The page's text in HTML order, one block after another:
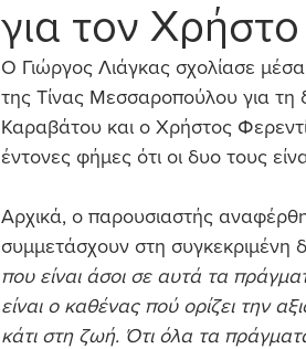
για τον
Ο Γιώργος Λιάγκας σχολίασε
της Τίνας Μεσσαροπούλου για τη
Καραβάτου και ο Χρήστος
έντονες φήμες ότι οι δυο τους
Αρχικά, ο παρουσιαστής
συμμετάσχουν στη συγκεκριμένη
που είναι άσοι σε αυτά τα
είναι ο καθένας πού ορίζει την
κάτι στη ζωή. Ότι όλα τα